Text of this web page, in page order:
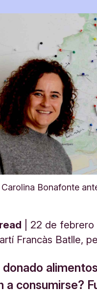
Bonafonte
22 de
Francàs Batlle,
donado
a consumirse?